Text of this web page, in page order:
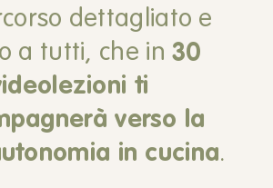
dettagliato e
a tutti, che in30
ti
verso la
in cucina.